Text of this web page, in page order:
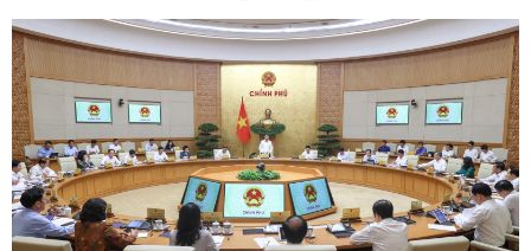
Chính trị
Đảng
Tổ chức nhân sự
Quốc hội
Nhận diện sự thật
Xã hội
Tin 24h
Dự báo thời tiết
Giáo dục
Dấu ấn VOV
Việc làm
Biển đảo